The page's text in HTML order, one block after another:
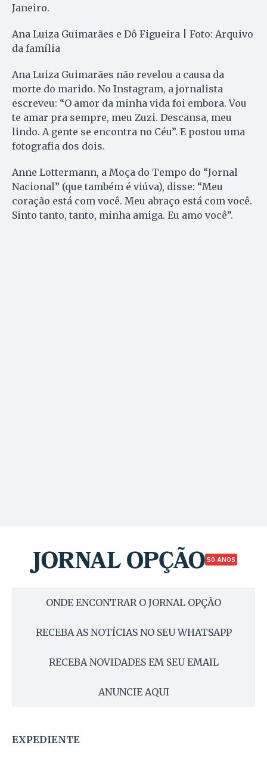
Janeiro.
Ana Luiza Guimarães e Dô Figueira | Foto: Arquivo
da família
Ana Luiza Guimarães não revelou a causa da
morte do marido. No Instagram, a jornalista
escreveu: “O amor da minha vida foi embora. Vou
te amar pra sempre, meu Zuzi. Descansa, meu
lindo. A gente se encontra no Céu”. E postou uma
fotografia dos dois.
Anne Lottermann, a Moça do Tempo do “Jornal
Nacional” (que também é viúva), disse: “Meu
coração está com você. Meu abraço está com você.
Sinto tanto, tanto, minha amiga. Eu amo você”.
50 ANOS
ONDE ENCONTRAR O JORNAL OPÇÃO
RECEBA AS NOTÍCIAS NO SEU WHATSAPP
RECEBA NOVIDADES EM SEU EMAIL
ANUNCIE AQUI
EXPEDIENTE